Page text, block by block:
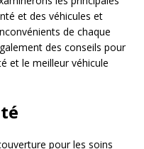
et des véhicules et
de chaque
des conseils pour
et le meilleur véhicule
pour les soins